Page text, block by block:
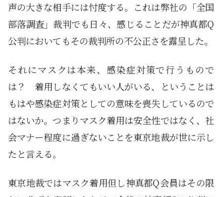
声の大きな相手には忖度する。これは弊社の「全国
部落調査」裁判でも日々、感じることだが神真都Q
公判においてもその裁判所の不公正さを露呈した。
それにマスクは本来、感染症対策で行うもので
は？ 着用しなくてもいい人がいる、ということは
もはや感染症対策としての意味を喪失しているので
はないか。つまりマスク着用は安全性ではなく、社
会マナー程度に過ぎないことを東京地裁が世に示し
たと言える。
東京地裁ではマスク着用但し神真都Q会員はその限